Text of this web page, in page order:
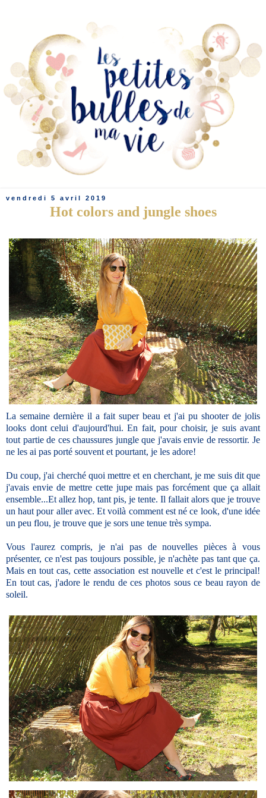
vendredi 5 avril 2019
Hot colors and jungle shoes
La semaine dernière il a fait super beau et j'ai pu shooter de jolis
looks dont celui d'aujourd'hui. En fait, pour choisir, je suis avant
tout partie de ces chaussures jungle que j'avais envie de ressortir. Je
ne les ai pas porté souvent et pourtant, je les adore!
Du coup, j'ai cherché quoi mettre et en cherchant, je me suis dit que
j'avais envie de mettre cette jupe mais pas forcément que ça allait
ensemble...Et allez hop, tant pis, je tente. Il fallait alors que je trouve
un haut pour aller avec. Et voilà comment est né ce look, d'une idée
un peu flou, je trouve que je sors une tenue très sympa.
Vous l'aurez compris, je n'ai pas de nouvelles pièces à vous
présenter, ce n'est pas toujours possible, je n'achète pas tant que ça.
Mais en tout cas, cette association est nouvelle et c'est le principal!
En tout cas, j'adore le rendu de ces photos sous ce beau rayon de
soleil.